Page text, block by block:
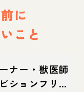
に
こと
ーナー・獣医師
ションフリー